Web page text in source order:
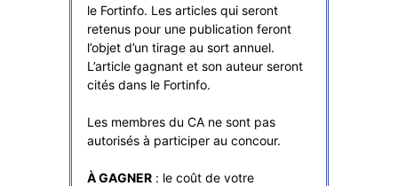
le Fortinfo. Les articles qui seront
retenus pour une publication feront
l’objet d’un tirage au sort annuel.
L’article gagnant et son auteur seront
cités dans le Fortinfo.
Les membres du CA ne sont pas
autorisés à participer au concour.
À GAGNER: le coût de votre